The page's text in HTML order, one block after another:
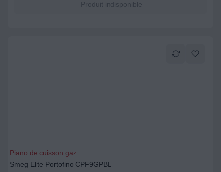
Produit indisponible
Piano de cuisson gaz
Smeg Elite Portofino CPF9GPBL